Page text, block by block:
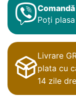
Poți
Livrare
plata cu
14 zile